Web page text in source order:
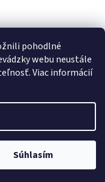
pohodlné
webu neustále
Viac informácií
Súhlasím
práva vyhradené.